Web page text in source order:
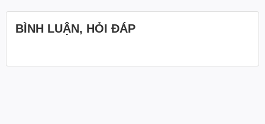
giúp ngăn chặn sự hỏng hóc và hao mòn của các bộ phận quan
trọng như piston, xi lanh và van. Với lọc gió chính hãng Yamaha,
bạn có thể yên tâm rằng động cơ của bạn luôn được bảo vệ một
BÌNH LUẬN, HỎI ĐÁP